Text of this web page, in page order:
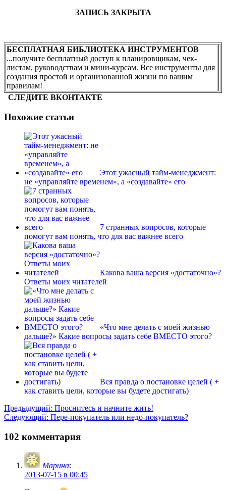
ЗАПИСЬ ЗАКРЫТА
БЕСПЛАТНАЯ БИБЛИОТЕКА ИНСТРУМЕНТОВ
...получите бесплатный доступ к планировщикам, чек-
листам, руководствам и мини-курсам. Все инструменты для
создания простой и организованной жизни по вашим
правилам!
СЛЕДИТЕ ВКОНТАКТЕ
Похожие статьи
Этот ужасный тайм-менеджмент:
не «управляйте временем», а «создавайте» его
7 странных вопросов, которые
помогут вам понять, что для вас важнее всего
Какова ваша версия «достаточно»?
Ответы моих читателей
«Что мне делать с моей жизнью
дальше?» Какие вопросы задать себе ВМЕСТО этого?
Вся правда о постановке целей ( +
как ставить цели, которые вы будете достигать)
Навигация
по
записям
Предыдущий: Предыдущая
запись:
Проснитесь и начните жить!
Следующий: Следующая
Пере-покупатель или недо-покупатель?
102 комментария
Марина:
2013-07-15 в 00:45